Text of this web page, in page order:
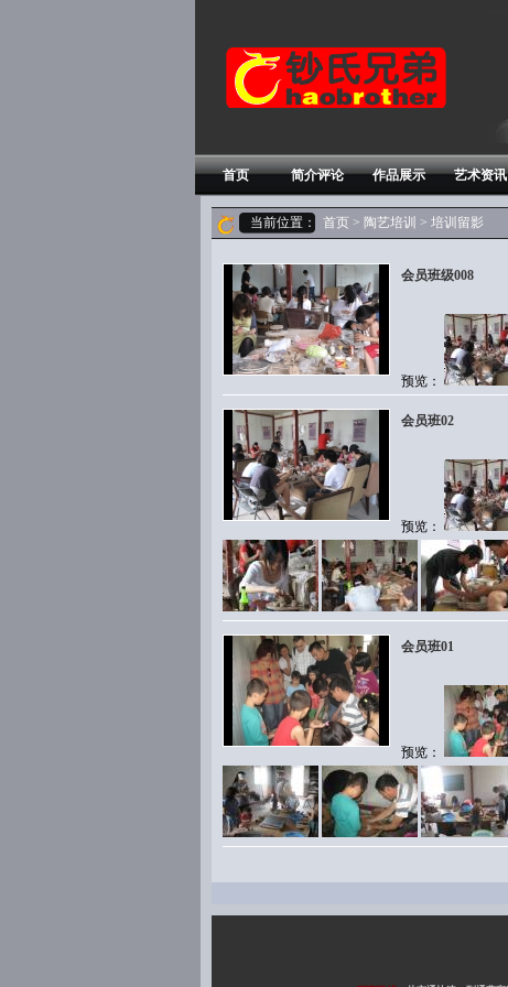
首页 简介评论 作品展示 艺术资讯
当前位置： 首页 > 陶艺培训 > 培训留影
会员班级008
预览：
会员班02
预览：
会员班01
预览：